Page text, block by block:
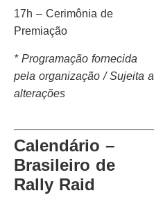
17h – Cerimônia de
Premiação
* Programação fornecida
pela organização / Sujeita a
alterações
Calendário –
Brasileiro de
Rally Raid